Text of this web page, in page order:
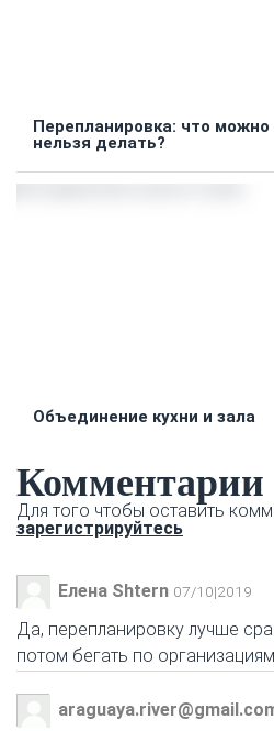
Перепланировка: что можно
нельзя делать?
Объединение кухни и зала
Комментарии
Для того чтобы оставить
зарегистрируйтесь
Елена Shtern 07/10|2019
Да, перепланировку лучше
потом бегать по организациям